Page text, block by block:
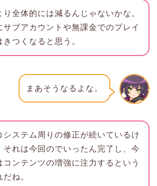
り全体的には減るんじゃないかな。
サブアカウントや無課金でのプレイ
きつくなると思う。
まあそうなるよな。
システム周りの修正が続いているけ
それは今回のでいったん完了し、今
コンテンツの増強に注力するという
だね。